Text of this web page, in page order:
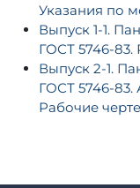
Указания по
Выпуск 1-1.
ГОСТ 5746-83.
Выпуск 2-1.
ГОСТ 5746-83.
Рабочие